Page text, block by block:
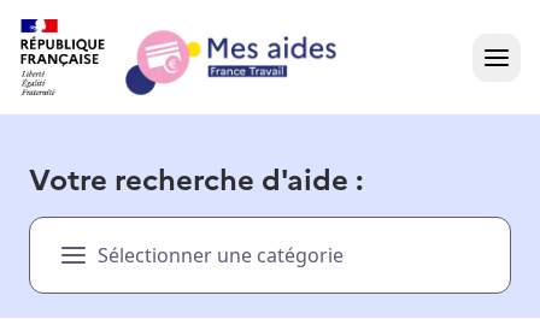
Présentation vidéo
Votre recherche d'aide :
Sélectionner une catégorie